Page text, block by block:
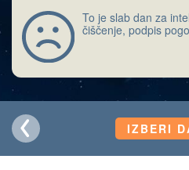
To je slab dan za
čiščenje, podpis
IZBERI